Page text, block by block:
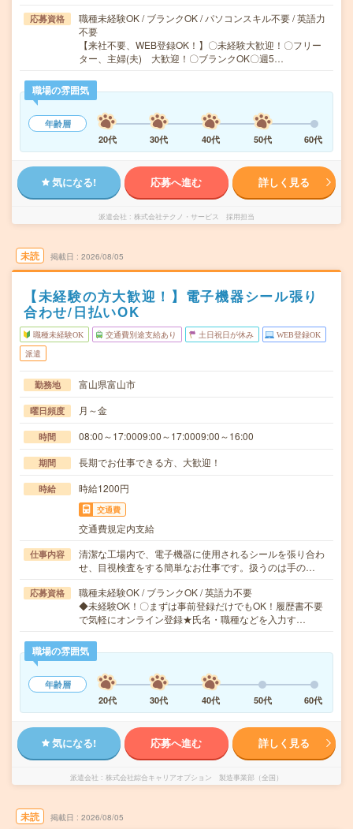
応募資格
職種未経験OK / ブランクOK / パソコンスキル不要 / 英語力
不要
【来社不要、WEB登録OK！】〇未経験大歓迎！〇フリー
ター、主婦(夫) 大歓迎！〇ブランクOK〇週5…
職場の雰囲気
年齢層
20代
30代 40代 50代 60代
気になる! 応募へ進む 詳しく見る
派遣会社 株式会社テクノ・サービス 採用担当
未読 掲載日 2026/08/05
【未経験の方大歓迎！】電子機器シール張り
合わせ/日払いOK
職種未経験OK 交通費別途支給あり 土日祝日が休み WEB登録OK
派遣
勤務地 富山県富山市
曜日頻度 月～金
時間 08:00～17:0009:00～17:0009:00～16:00
期間 長期でお仕事できる方、大歓迎！
時給 時給1200円
交通費
交通費規定内支給
仕事内容
清潔な工場内で、電子機器に使用されるシールを張り合わ
せ、目視検査をする簡単なお仕事です。扱うのは手の…
応募資格
職種未経験OK / ブランクOK / 英語力不要
◆未経験OK！〇まずは事前登録だけでもOK！履歴書不要
で気軽にオンライン登録★氏名・職種などを入力す…
職場の雰囲気
年齢層
20代
30代 40代 50代 60代
気になる! 応募へ進む 詳しく見る
派遣会社 株式会社綜合キャリアオプション 製造事業部（全国）
未読 掲載日 2026/08/05